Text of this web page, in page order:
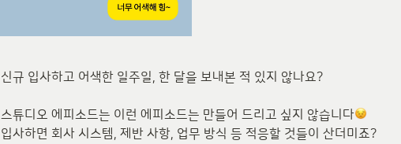
신규 입사하고 어색한 일주일, 한 달을 보내본 적 있지 않나요?
스튜디오 에피소드는 이런 에피소드는 만들어 드리고 싶지 않습니다
입사하면 회사 시스템, 제반 사항, 업무 방식 등 적응할 것들이 산더미죠?